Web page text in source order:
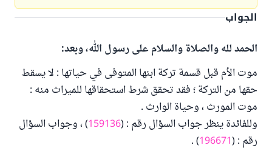
الجواب
الحمد لله والصلاة والسلام على رسول الله، وبعد:
موت الأم قبل قسمة تركة ابنها المتوفى في حياتها : لا يسقط
حقها من التركة ؛ فقد تحقق شرط استحقاقها للميراث منه :
موت المورث ، وحياة الوارث .
وللفائدة ينظر جواب السؤال رقم : (159136) ، وجواب السؤال
رقم : (196671
) .